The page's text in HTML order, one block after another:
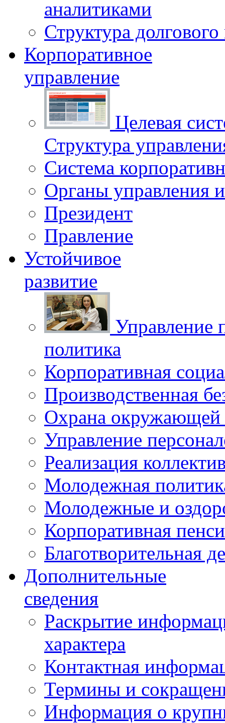
аналитиками
Структура
Корпоративное
управление
Целевая
Структура
Система
Органы управления
Президент
Правление
Устойчивое
развитие
Управление
политика
Корпоративная
Производственная
Охрана окружающей
Управление
Реализация
Молодежная
Молодежные и
Корпоративная
Благотворительная
Дополнительные
сведения
Раскрытие
характера
Контактная
Термины и
Информация о